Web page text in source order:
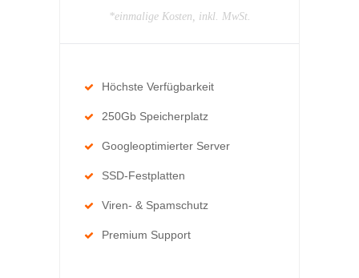
*einmalige Kosten, inkl. MwSt.
Höchste Verfügbarkeit
250Gb Speicherplatz
Googleoptimierter Server
SSD-Festplatten
Viren- & Spamschutz
Premium Support